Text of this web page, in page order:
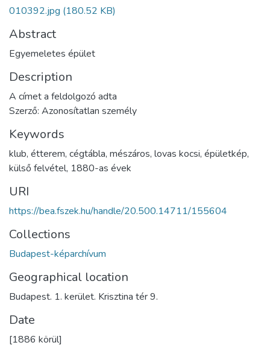
010392.jpg (180.52 KB)
Abstract
Egyemeletes épület
Description
A címet a feldolgozó adta
Szerző: Azonosítatlan személy
Keywords
klub, étterem, cégtábla, mészáros, lovas kocsi, épületkép,
külső felvétel, 1880-as évek
URI
https://bea.fszek.hu/handle/20.500.14711/155604
Collections
Budapest-képarchívum
Geographical location
Budapest. 1. kerület. Krisztina tér 9.
Date
[1886 körül]